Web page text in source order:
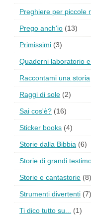
Preghiere per piccole
Prego anch'io (13)
Primissimi (3)
Quaderni laboratorio
Raccontami una storia
Raggi di sole (2)
Sai cos'è? (16)
Sticker books (4)
Storie dalla Bibbia (6)
Storie di grandi
Storie e cantastorie (8)
Strumenti divertenti (7)
Ti dico tutto su... (1)